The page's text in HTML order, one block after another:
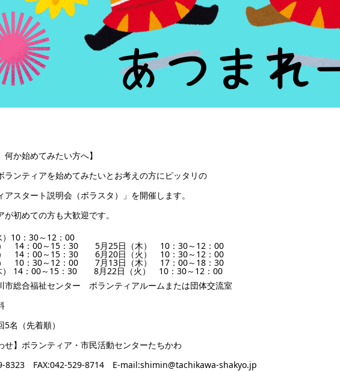
何か始めてみたい方へ】
ランティアを始めてみたいとお考えの方にピッタリの
アスタート説明会（ボラスタ）」を開催します。
が初めての方も大歓迎です。
10：30～12：00
14：00～15：30 5月25日（木） 10：30～12：00
14：00～15：30 6月20日（火） 10：30～12：00
10：30～12：00 7月13日（木） 17：00～18：30
） 14：00～15：30 8月22日（火） 10：30～12：00
市総合福祉センター ボランティアルームまたは団体交流室
5名（先着順）
せ】ボランティア・市民活動センターたちかわ
8323 FAX:042-529-8714 E-mail:shimin@tachikawa-shakyo.jp